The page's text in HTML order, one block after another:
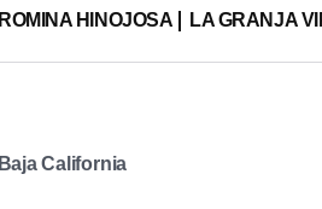
ROMINA HINOJOSA LA GRANJA
Baja California